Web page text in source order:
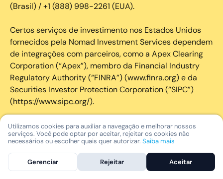
(Brasil) / +1 (888) 998-2261 (EUA).
Certos serviços de investimento nos Estados Unidos
fornecidos pela Nomad Investment Services dependem
de integrações com parceiros, como a Apex Clearing
Corporation (“Apex”), membro da Financial Industry
Regulatory Authority (“FINRA”) (www.finra.org) e da
Securities Investor Protection Corporation (“SIPC”)
(https://www.sipc.org/).
A SIPC protege os valores mobiliários de clientes de
seus membros em até US$ 250.000,00 para
disponível mediante solicitação ou em www.sipc.org. O
SIPC não protege contra perdas de mercado e não
Utilizamos cookies para auxiliar a navegação e melhorar nossos
serviços. Você pode optar por aceitar, rejeitar os cookies não
necessários ou escolher quais quer autorizar. Saiba mais
Gerenciar Rejeitar Aceitar